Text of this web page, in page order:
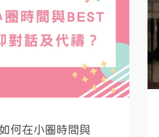
何在小圈時間與